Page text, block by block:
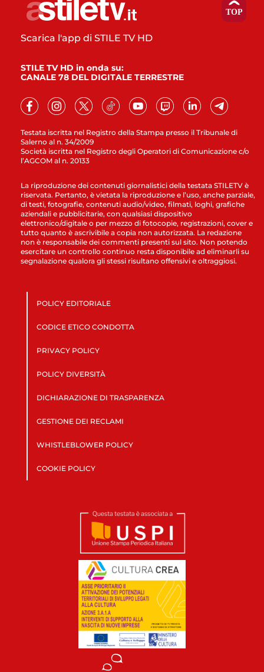
Testata iscritta nel Registro della Stampa presso il Tribunale di
Salerno al n. 34/2009
Società iscritta nel Registro degli Operatori di Comunicazione c/o
l’AGCOM al n. 20133
Scarica l'app di STILE TV HD
STILE TV HD in onda su:
CANALE 78 DEL DIGITALE TERRESTRE
La riproduzione dei contenuti giornalistici della testata STILETV è
riservata. Pertanto, è vietata la riproduzione e l’uso, anche parziale,
di testi, fotografie, contenuti audio/video, filmati, loghi, grafiche
aziendali e pubblicitarie, con qualsiasi dispositivo
elettronico/digitale o per mezzo di fotocopie, registrazioni, cover e
tutto quanto è ascrivibile a copia non autorizzata. La redazione
non è responsabile dei commenti presenti sul sito. Non potendo
esercitare un controllo continuo resta disponibile ad eliminarli su
segnalazione qualora gli stessi risultano offensivi e oltraggiosi.
POLICY EDITORIALE
CODICE ETICO CONDOTTA
PRIVACY POLICY
POLICY DIVERSITÀ
DICHIARAZIONE DI TRASPARENZA
GESTIONE DEI RECLAMI
WHISTLEBLOWER POLICY
COOKIE POLICY